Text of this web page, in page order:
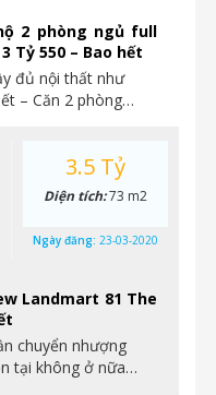
hộ 2 phòng ngủ full
Tỷ 550 – Bao hết
đủ nội thất như
– Căn 2 phòng…
Landmart 81 The
chuyển nhượng
tại không ở nữa…
3.5 Tỷ
Diện tích:73 m2
Ngày đăng: 23-03-2020